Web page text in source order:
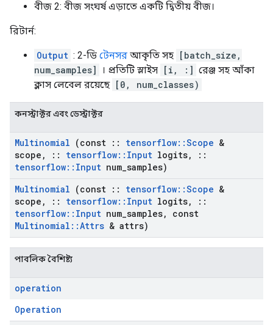
বীজ 2: বীজ সংঘর্ষ এড়াতে একটি দ্বিতীয় বীজ।
রিটার্ন:
Output : 2-ডি টেনসর আকৃতি সহ [batch_size,
num_samples]
। প্রতিটি স্লাইস [i, :] রেঞ্জ সহ আঁকা
ক্লাস লেবেল রয়েছে [0, num_classes)
কনস্ট্রাক্টর এবং ডেস্ট্রাক্টর
Multinomial (const :: tensorflow::Scope &
scope , :: tensorflow:: Input logits,
::
tensorflow:: Input num samples)
Multinomial (const :: tensorflow::Scope &
scope , :: tensorflow:: Input logits,
::
tensorflow:: Input num samples,
const
Multinomial ::Attrs & attrs)
পাবলিক বৈশিষ্ট্য
operation
Operation